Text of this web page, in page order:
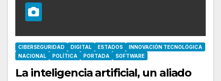
CIBERSEGURIDAD DIGITAL ESTADOS
INNOVACIÓN TECNOLÓGICA
NACIONAL
POLÍTICA PORTADA SOFTWARE
La inteligencia artificial, un aliado